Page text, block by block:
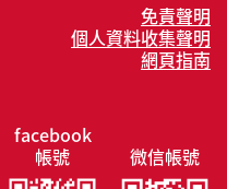
免責聲明
個人資料收集聲明
網頁指南
facebook
帳號
微信帳號